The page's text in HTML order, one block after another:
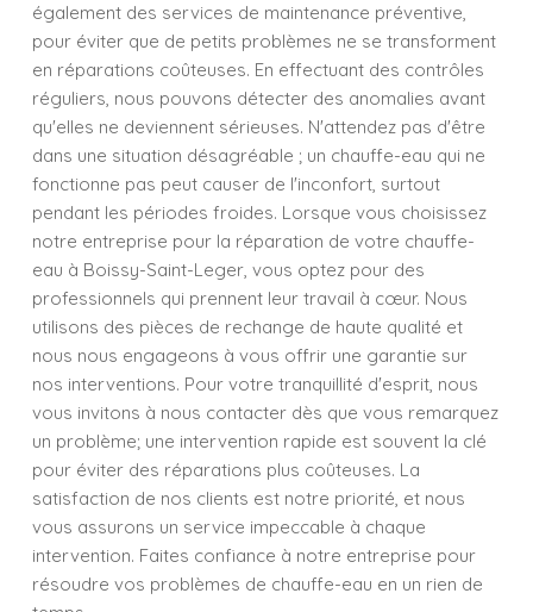
également des services de maintenance préventive,
pour éviter que de petits problèmes ne se transforment
en réparations coûteuses. En effectuant des contrôles
réguliers, nous pouvons détecter des anomalies avant
qu'elles ne deviennent sérieuses. N'attendez pas d'être
dans une situation désagréable ; un chauffe-eau qui ne
fonctionne pas peut causer de l'inconfort, surtout
pendant les périodes froides. Lorsque vous choisissez
notre entreprise pour la réparation de votre chauffe-
eau à Boissy-Saint-Leger, vous optez pour des
professionnels qui prennent leur travail à cœur. Nous
utilisons des pièces de rechange de haute qualité et
nous nous engageons à vous offrir une garantie sur
nos interventions. Pour votre tranquillité d'esprit, nous
vous invitons à nous contacter dès que vous remarquez
un problème; une intervention rapide est souvent la clé
pour éviter des réparations plus coûteuses. La
satisfaction de nos clients est notre priorité, et nous
vous assurons un service impeccable à chaque
intervention. Faites confiance à notre entreprise pour
résoudre vos problèmes de chauffe-eau en un rien de